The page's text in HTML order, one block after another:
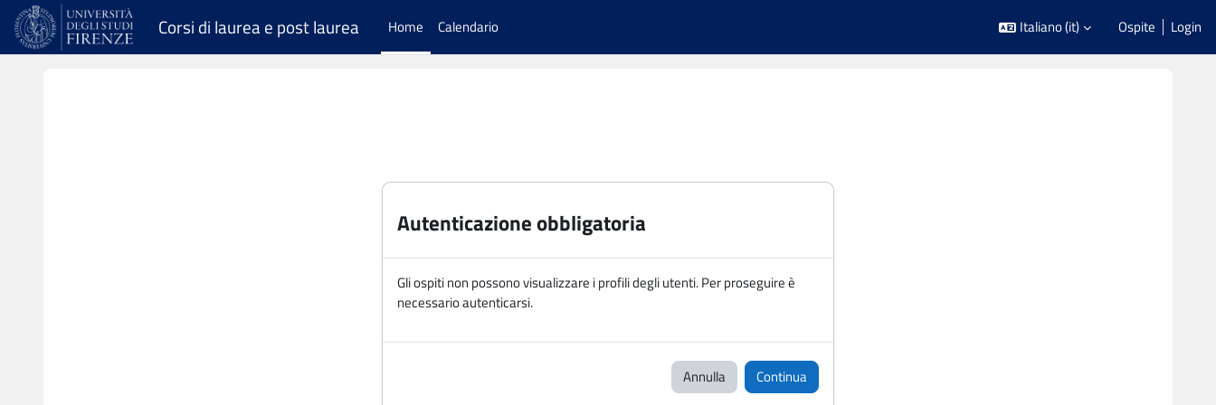
Vai al contenuto principale
Corsi di laurea e post laurea Home Calendario Italiano ‎(it)‎ Ospite Login
Autenticazione obbligatoria
Gli ospiti non possono visualizzare i profili degli utenti. Per proseguire è
necessario autenticarsi.
Annulla Continua